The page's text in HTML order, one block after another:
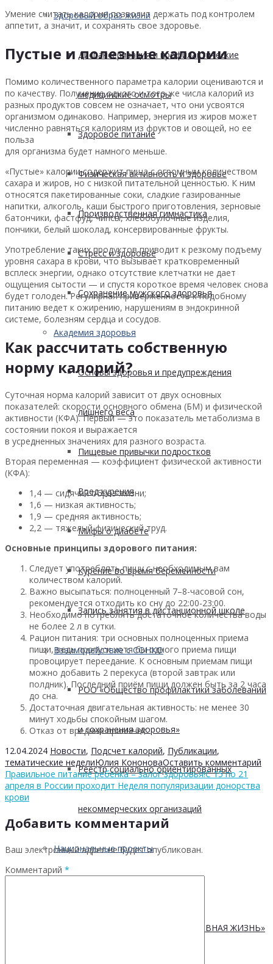
Здоровый образ жизни
Диспансеризация и профилактические
медицинские осмотры
Здоровое питание
Физическая активность и здоровье
Производственная гимнастика
Стресс и здоровье
Сохранение мужского здоровья
Академия здоровья
Основы здоровья и предупреждения
лишнего веса
Пищевые привычки подростков
Вред курения
Мифы о диабете
Курение во время беременности
Запись занятия в дистанционной школе
Взаимодействие с СОНКО
РОО «Общество профилактики заболеваний
и сохранения здоровья»
Реестр социально ориентированных
некоммерческих организаций
Национальные проекты
«ПРОДОЛЖИТЕЛЬНАЯ И АКТИВНАЯ ЖИЗНЬ»
Умение считать калории позволит держать под контролем
аппетит, а значит, и сохранять свое здоровье.
Пустые и полезные калории
Помимо количественного параметра калории оцениваются и
по качеству. Получение одного и того же числа калорий из
разных продуктов совсем не означает, что они усвоятся
организмом одинаково. Например, энергия из жиров может
численно равняться калориям из фруктов и овощей, но ее
польза
для организма будет намного меньше.
«Пустые» калории содержит пища с огромным количеством
сахара и жиров, но с низкой питательной ценностью. К ним
относятся пакетированные соки, сладкие газированные
напитки, алкоголь, каши быстрого приготовления, зерновые
батончики, фастфуд, чипсы, хлебобулочные изделия,
пончики, белый шоколад, консервированные фрукты.
Употребление таких продуктов приводит к резкому подъему
уровня сахара в крови, что вызывает кратковременный
всплеск энергии, однако отсутствие клетчатки не дает
ощущения сытости — и спустя короткое время человек снова
будет голоден. Регулярная приверженность к подобному
питанию ведет к ожирению, нарушениям в эндокринной
системе, болезням сердца и сосудов.
Как рассчитать собственную
норму калорий?
Суточная норма калорий зависит от двух основных
показателей: скорости основного обмена (БМ) и физической
активности (КФА). Первый — это показатель метаболизма в
состоянии покоя и выражается
в усредненных значениях для разного возраста.
Вторая переменная — коэффициент физической активности
(КФА):
1,4 — сидячий образ жизни;
1,6 — низкая активность;
1,9 — средняя активность;
2,2 — тяжелый физический труд.
Основные принципы здорового питания:
Следует употреблять пищу с необходимым вам
количеством калорий.
Важно высыпаться: полноценный 7–8-часовой сон,
рекомендуется отходить ко сну до 22:00-23:00.
Необходимо потреблять достаточное количества воды
не более 2 л в сутки.
Рацион питания: три основных полноценных приема
пищи, ведь пропуск хотя бы одного приема пищи
провоцирует переедание. К основным приемам пищи
можно добавить 2 перекуса (второй завтрак или
полдник). Последний приём пищи должен быть за 2 часа
до сна.
Достаточная двигательная активность: не менее 30
минут ходьбы спокойным шагом.
Отказ от вредных привычек.
12.04.2024 Новости, Подсчет калорий, Публикации,
тематические неделиЮлия КононоваОставить комментарий
Правильное питание ребенка – залог здоровья!С 15 по 21
апреля в России проходит Неделя популяризации донорства
крови
Добавить комментарий
Ваш электронный адрес не будет опубликован.
Комментарий *